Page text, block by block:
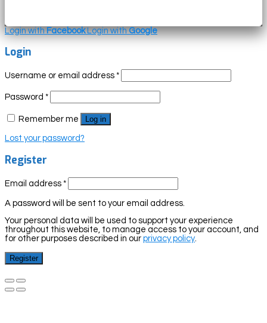
Login withFacebook Login withGoogle
Login
Username or email address *
Password *
Remember me Log in
Lost your password?
Register
Email address *
A password will be sent to your email address.
Your personal data will be used to support your experience
throughout this website, to manage access to your account, and
for other purposes described in our privacy policy.
Register